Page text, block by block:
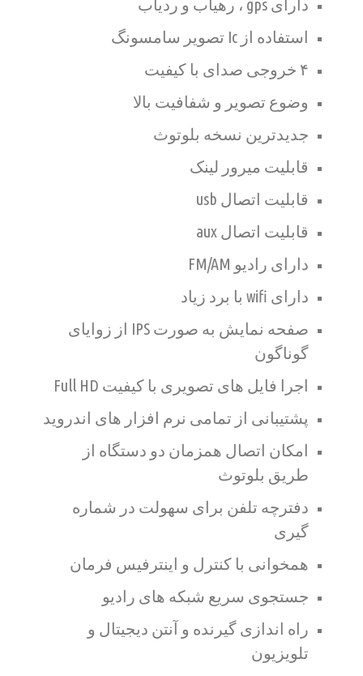
دارای gps ، رهیاب و ردیاب
استفاده از Ic تصویر سامسونگ
۴ خروجی صدای با کیفیت
وضوع تصویر و شفافیت بالا
جدیدترین نسخه بلوتوث
قابلیت میرور لینک
قابلیت اتصال usb
قابلیت اتصال aux
دارای رادیو FM/AM
دارای wifi با برد زیاد
صفحه نمایش به صورت IPS از زوایای
گوناگون
اجرا فایل های تصویری با کیفیت Full HD
پشتیبانی از تمامی نرم افزار های اندروید
امکان اتصال همزمان دو دستگاه از
طریق بلوتوث
دفترچه تلفن برای سهولت در شماره
گیری
همخوانی با کنترل و اینترفیس فرمان
جستجوی سریع شبکه های رادیو
راه اندازی گیرنده و آنتن دیجیتال و
تلویزیون